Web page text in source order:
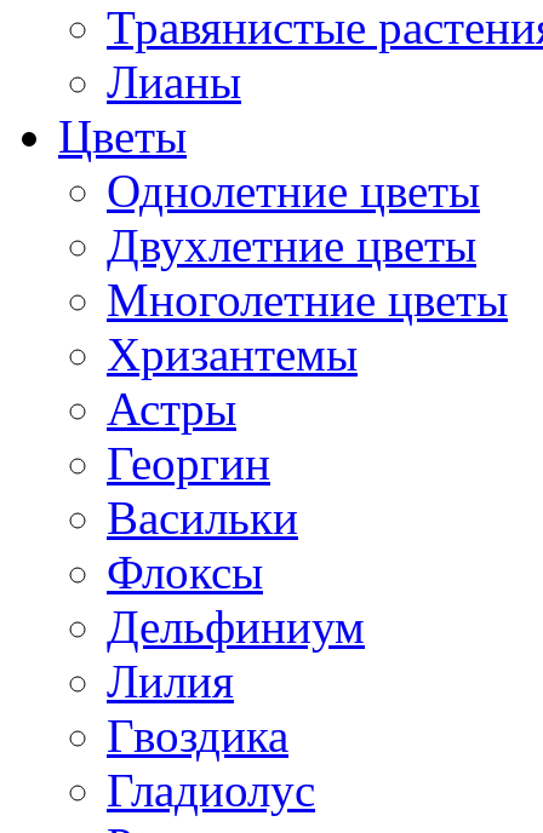
Травянистые
Лианы
Цветы
Однолетние цветы
Двухлетние цветы
Многолетние цветы
Хризантемы
Астры
Георгин
Васильки
Флоксы
Дельфиниум
Лилия
Гвоздика
Гладиолус